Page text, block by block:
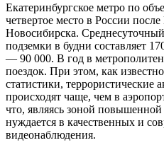
Екатеринбургское метро по
четвертое место в России
Новосибирска.
подземки в будни составляет
— 90 000. В год в
поездок. При этом, как известно
статистики,
происходят чаще, чем в
что, являясь зоной повышенной
нуждается в качественных и
видеонаблюдения.